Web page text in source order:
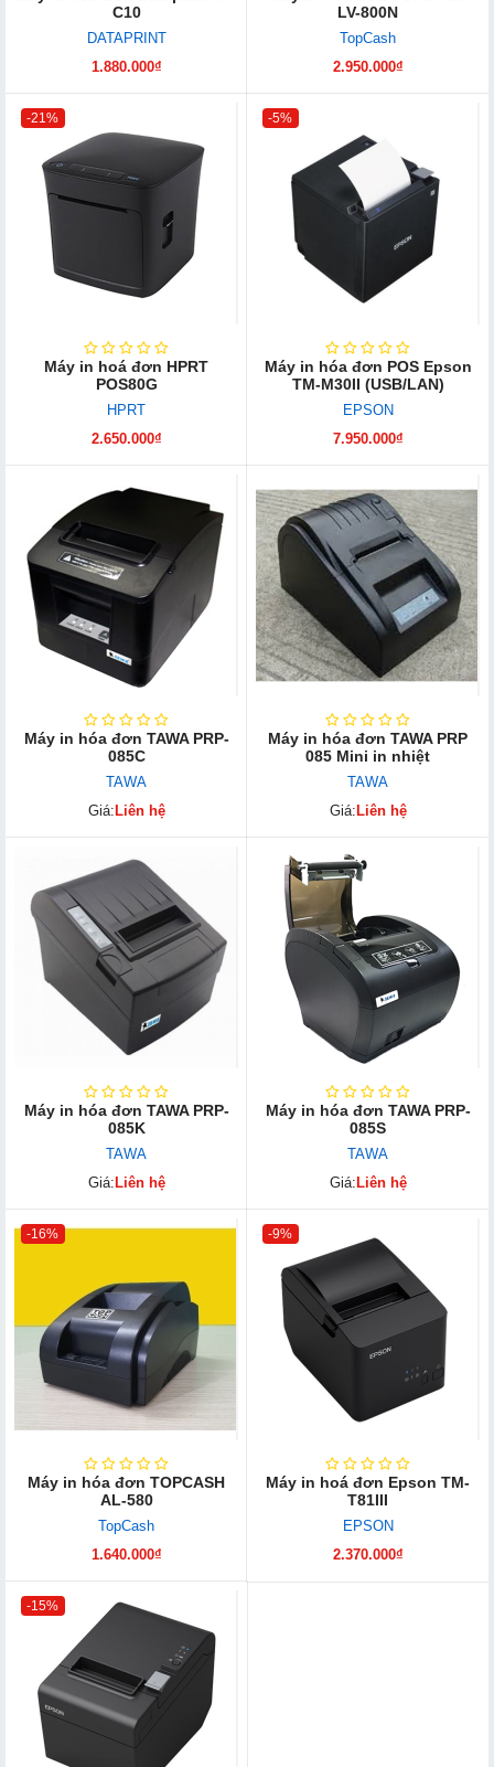
C10
DATAPRINT
1.880.000₫
LV-800N
TopCash
2.950.000₫
-21%
Máy in hoá đơn HPRT
POS80G
HPRT
2.650.000₫
-5%
Máy in hóa đơn POS Epson
TM-M30II (USB/LAN)
EPSON
7.950.000₫
Máy in hóa đơn TAWA PRP-
085C
TAWA
Giá: Liên hệ
Máy in hóa đơn TAWA PRP
085 Mini in nhiệt
TAWA
Giá: Liên hệ
Máy in hóa đơn TAWA PRP-
085K
TAWA
Giá: Liên hệ
Máy in hóa đơn TAWA PRP-
085S
TAWA
Giá: Liên hệ
-16%
Máy in hóa đơn TOPCASH
AL-580
TopCash
1.640.000₫
-9%
Máy in hoá đơn Epson TM-
T81III
EPSON
2.370.000₫
-15%